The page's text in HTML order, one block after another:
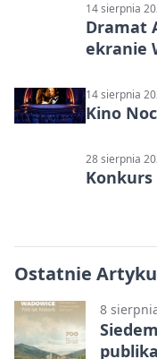
14 sierpnia
Dramat
ekranie
14 sierpnia
Kino
28 sierpnia
Konkurs
Ostatnie
8